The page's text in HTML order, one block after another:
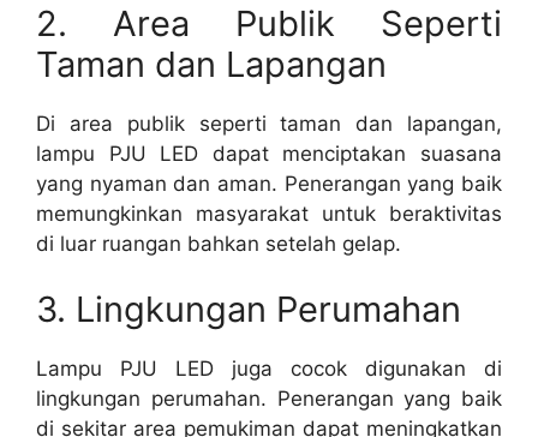
2. Area Publik Seperti
Taman dan Lapangan
Di area publik seperti taman dan lapangan,
lampu PJU LED dapat menciptakan suasana
yang nyaman dan aman. Penerangan yang baik
memungkinkan masyarakat untuk beraktivitas
di luar ruangan bahkan setelah gelap.
3. Lingkungan Perumahan
Lampu PJU LED juga cocok digunakan di
lingkungan perumahan. Penerangan yang baik
di sekitar area pemukiman dapat meningkatkan